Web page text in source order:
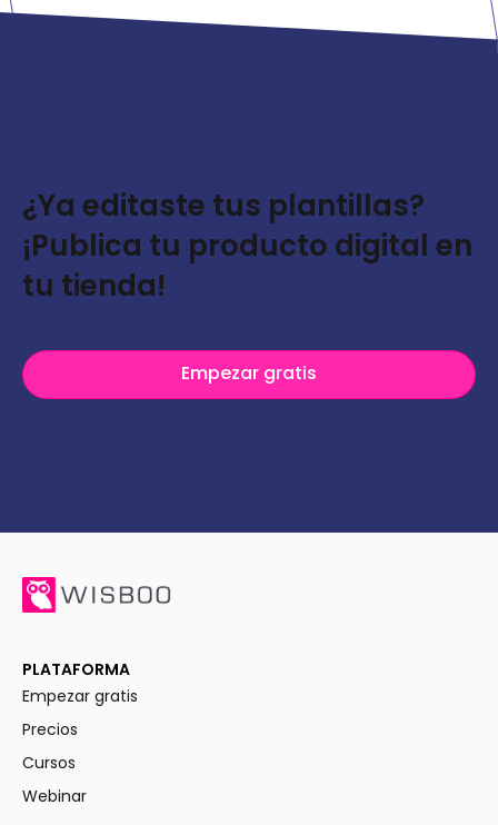
¿Ya editaste tus plantillas?
¡Publica tu producto digital en
tu tienda!
Empezar gratis
PLATAFORMA
Empezar gratis
Precios
Cursos
Webinar